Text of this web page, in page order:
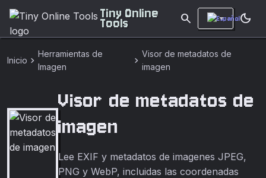
Tiny Online
Tools search dark_mode
Inicio chevron_right
Herramientas de
Imagen
chevron_right
Visor de metadatos de
imagen
Visor de metadatos de
imagen
Lee EXIF y metadatos de imagenes JPEG,
PNG y WebP, incluidas las coordenadas